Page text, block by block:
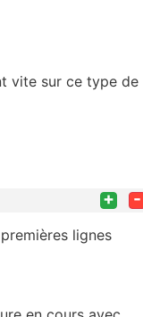
vite sur ce type de
+ -
lignes